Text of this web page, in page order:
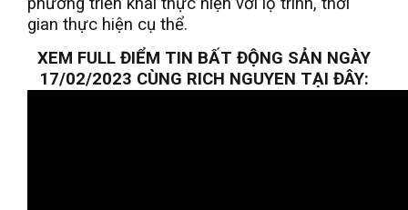
gian thực hiện cụ thể.
XEM FULL ĐIỂM TIN BẤT ĐỘNG SẢN NGÀY
17/02/2023 CÙNG RICH NGUYEN TẠI ĐÂY: